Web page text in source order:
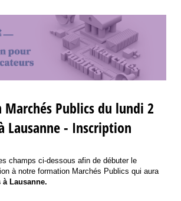
Publics du lundi 2
Lausanne - Inscription
champs ci-dessous afin de débuter le
à notre formation Marchés Publics qui aura
à Lausanne.